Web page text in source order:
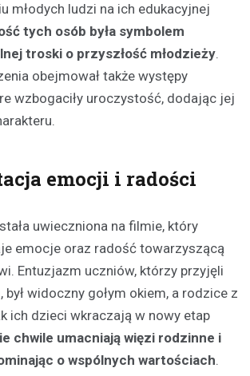
młodych ludzi na ich edukacyjnej
tych osób była symbolem
troski o przyszłość młodzieży.
obejmował także występy
wzbogaciły uroczystość, dodając jej
emocji i radości
uwieczniona na filmie, który
emocje oraz radość towarzyszącą
Entuzjazm uczniów, którzy przyjęli
był widoczny gołym okiem, a rodzice z
ich dzieci wkraczają w nowy etap
chwile umacniają więzi rodzinne i
o wspólnych wartościach.